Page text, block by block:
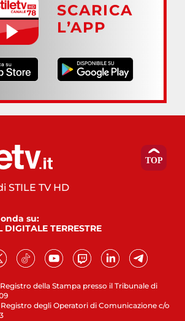
SCARICA
L’APP
della Stampa presso il Tribunale di
degli Operatori di Comunicazione c/o
STILE TV HD
onda su:
TERRESTRE